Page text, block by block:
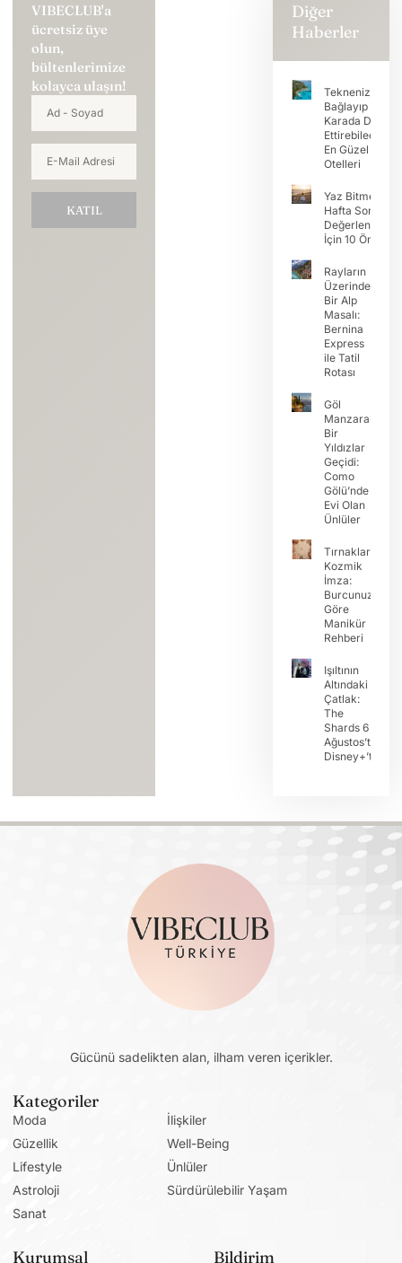
VIBECLUB'a
ücretsiz üye
olun,
bültenlerimize
kolayca ulaşın!
KATIL
Diğer
Haberler
Teknenizi
Bağlayıp Tatili
Karada Devam
En Güzel Koy
Otelleri
Yaz Bitmeden
Hafta Sonunu
İçin 10 Öneri
Rayların
Üzerinde
Bir Alp
Masalı:
Bernina
Express
ile Tatil
Rotası
Göl
Manzaralı
Bir
Yıldızlar
Geçidi:
Como
Gölü’nde
Evi Olan
Ünlüler
Tırnaklarda
Kozmik
İmza:
Burcunuza
Göre
Manikür
Rehberi
Işıltının
Altındaki
Çatlak:
The
Shards 6
Ağustos’ta
Disney+’ta
Gücünü sadelikten alan, ilham veren içerikler.
Kategoriler
Moda
Güzellik
Lifestyle
Astroloji
Sanat
İlişkiler
Well-Being
Ünlüler
Sürdürülebilir Yaşam
Kurumsal Bildirim